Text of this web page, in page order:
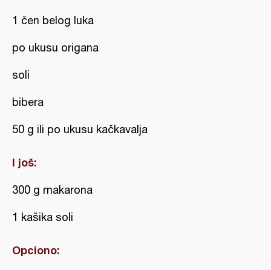
1 čen belog luka
po ukusu origana
soli
bibera
50 g ili po ukusu kačkavalja
I još:
300 g makarona
1 kašika soli
Opciono: